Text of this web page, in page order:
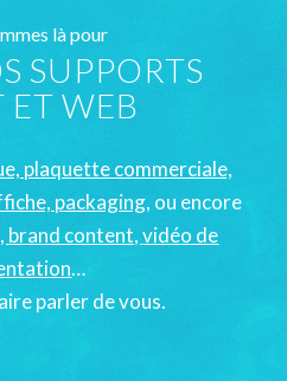
là pour
SUPPORTS
ET WEB
plaquette commerciale,
packaging, ou encore
brand content, vidéo de
…
parler de vous.